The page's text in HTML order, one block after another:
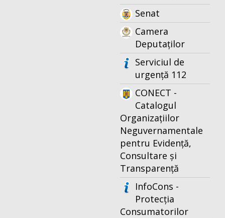
Senat
Camera
Deputaților
Serviciul de
urgență 112
CONECT -
Catalogul
Organizațiilor
Neguvernamentale
pentru Evidență,
Consultare și
Transparență
InfoCons -
Protecția
Consumatorilor